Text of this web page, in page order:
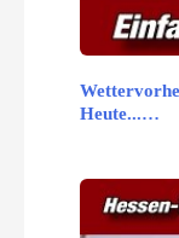
Heute...…